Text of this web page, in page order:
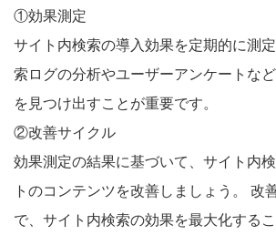
①効果測定
サイト内検索の導入効果を定期的に測
索ログの分析やユーザーアンケートな
を見つけ出すことが重要です。
②改善サイクル
効果測定の結果に基づいて、サイト内
トのコンテンツを改善しましょう。 改
で、サイト内検索の効果を最大化するこ